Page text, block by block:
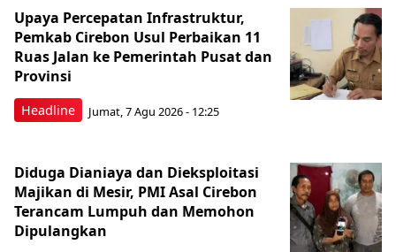
Headline
Upaya Percepatan Infrastruktur,
Pemkab Cirebon Usul Perbaikan 11
Ruas Jalan ke Pemerintah Pusat dan
Provinsi
Jumat, 7 Agu 2026 - 12:25
Diduga Dianiaya dan Dieksploitasi
Majikan di Mesir, PMI Asal Cirebon
Terancam Lumpuh dan Memohon
Dipulangkan